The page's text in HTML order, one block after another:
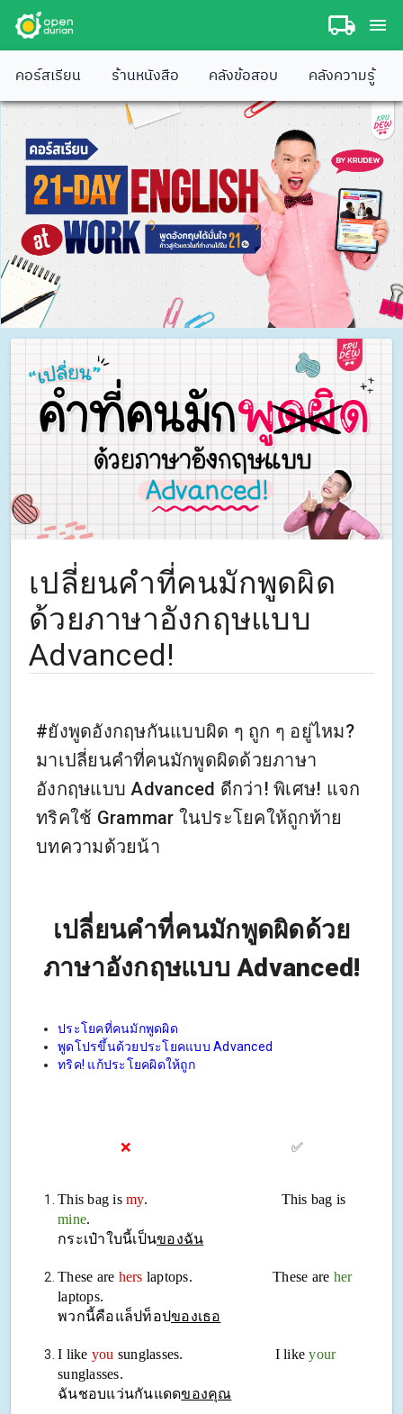
คอร์สเรียน ร้านหนังสือ คลังข้อสอบ คลังความรู้
เปลี่ยนคำที่คนมักพูดผิด
ด้วยภาษาอังกฤษแบบ
Advanced!
#ยังพูดอังกฤษกันแบบผิด ๆ ถูก ๆ อยู่ไหม?
มาเปลี่ยนคำที่คนมักพูดผิดด้วยภาษา
อังกฤษแบบ Advanced ดีกว่า! พิเศษ! แจก
ทริคใช้ Grammar ในประโยคให้ถูกท้าย
บทความด้วยน้า
เปลี่ยนคำที่คนมักพูดผิดด้วย
ภาษาอังกฤษแบบ Advanced!
ประโยคที่คนมักพูดผิด
พูดโปรขึ้นด้วยประโยคแบบ Advanced
ทริค! แก้ประโยคผิดให้ถูก
❌ ✅
This bag is my. This bag is
mine.
กระเป๋าใบนี้เป็นของฉัน
These are hers laptops. These are her
laptops.
พวกนี้คือแล็ปท็อปของเธอ
I like you sunglasses. I likeyour
sunglasses.
ฉันชอบแว่นกันแดดของคุณ